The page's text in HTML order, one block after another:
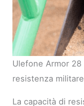
Ulefone Armor
resistenza
La capacità di